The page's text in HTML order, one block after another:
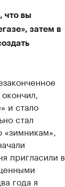
что вы
затем в
и стало
стал
пригласили в
года я